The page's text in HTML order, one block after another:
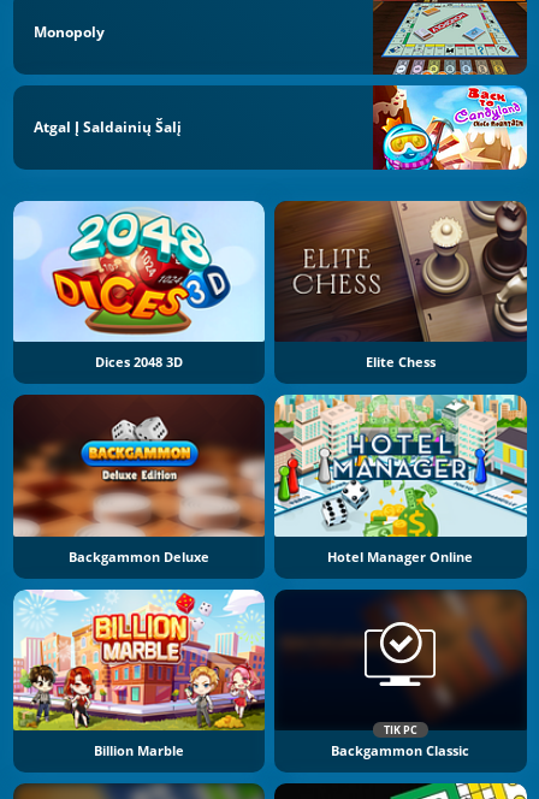
Monopoly
Atgal Į Saldainių Šalį
Dices 2048 3D Elite Chess
Backgammon Deluxe Hotel Manager Online
Billion Marble
TIK PC
Backgammon Classic